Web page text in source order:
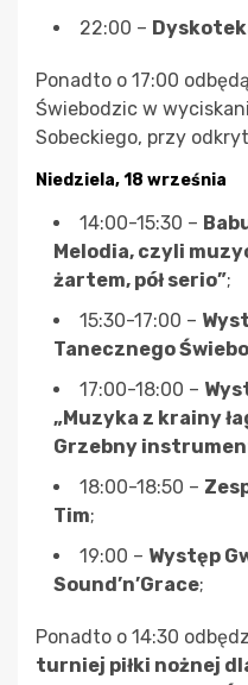
22:00 –
Ponadto o 17:00
Świebodzic w
Sobeckiego, przy
Niedziela, 18 września
14:00-15:30 –
Melodia, czyli
żartem, pół serio”;
15:30-17:00 –
Tanecznego
17:00-18:00 –
„Muzyka z krainy
Grzebny
18:00-18:50 –
Tim;
19:00 – Występ
Sound’n’Grace;
Ponadto o 14:30
turniej piłki nożnej